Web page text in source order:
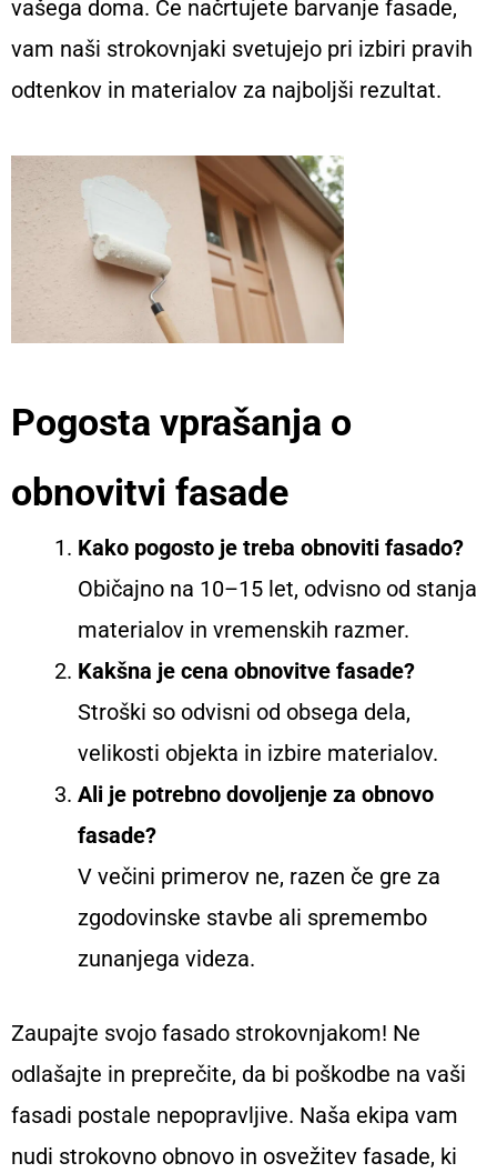
vašega doma. Če načrtujete barvanje fasade,
vam naši strokovnjaki svetujejo pri izbiri pravih
odtenkov in materialov za najboljši rezultat.
Pogosta vprašanja o
obnovitvi fasade
Kako pogosto je treba obnoviti fasado?
Običajno na 10–15 let, odvisno od stanja
materialov in vremenskih razmer.
Kakšna je cena obnovitve fasade?
Stroški so odvisni od obsega dela,
velikosti objekta in izbire materialov.
Ali je potrebno dovoljenje za obnovo
fasade?
V večini primerov ne, razen če gre za
zgodovinske stavbe ali spremembo
zunanjega videza.
Zaupajte svojo fasado strokovnjakom! Ne
odlašajte in preprečite, da bi poškodbe na vaši
fasadi postale nepopravljive. Naša ekipa vam
nudi strokovno obnovo in osvežitev fasade, ki